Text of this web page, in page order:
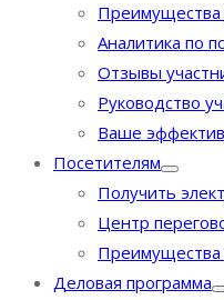
Преимущества
Аналитика по
Отзывы
Руководство
Ваше
Посетителям
Получить
Центр
Деловая программа